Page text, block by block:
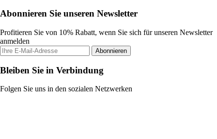
Abonnieren Sie unseren Newsletter
Profitieren Sie von 10% Rabatt, wenn Sie sich für unseren Newsletter
anmelden
Abonnieren
Bleiben Sie in Verbindung
Folgen Sie uns in den sozialen Netzwerken